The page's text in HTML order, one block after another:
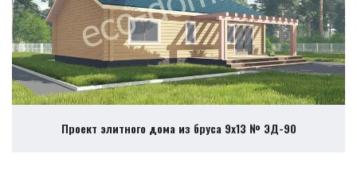
Проект элитного дома из бруса 9х13 № ЭД-90